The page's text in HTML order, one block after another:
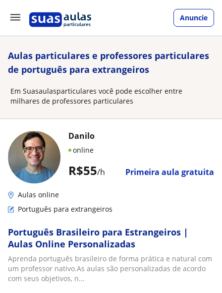
Anuncie
Aulas particulares e professores particulares
de português para extrangeiros
Em Suasaulasparticulares você pode escolher entre
milhares de professores particulares
R$55/h Primeira aula gratuita
Danilo
online
Aulas online
Português para extrangeiros
Português Brasileiro para Estrangeiros |
Aulas Online Personalizadas
Aprenda português brasileiro de forma prática e natural com
um professor nativo.As aulas são personalizadas de acordo
com seus objetivos, n...